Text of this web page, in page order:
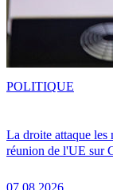
La droite attaque les
réunion de l'UE sur
07.08.2026
POLITIQUE